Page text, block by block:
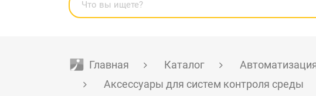
Главная Каталог
Аксессуары для систем контроля среды